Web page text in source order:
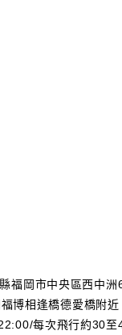
福岡市中央區西中洲
博相逢橋德愛橋附近
每次飛行約30至